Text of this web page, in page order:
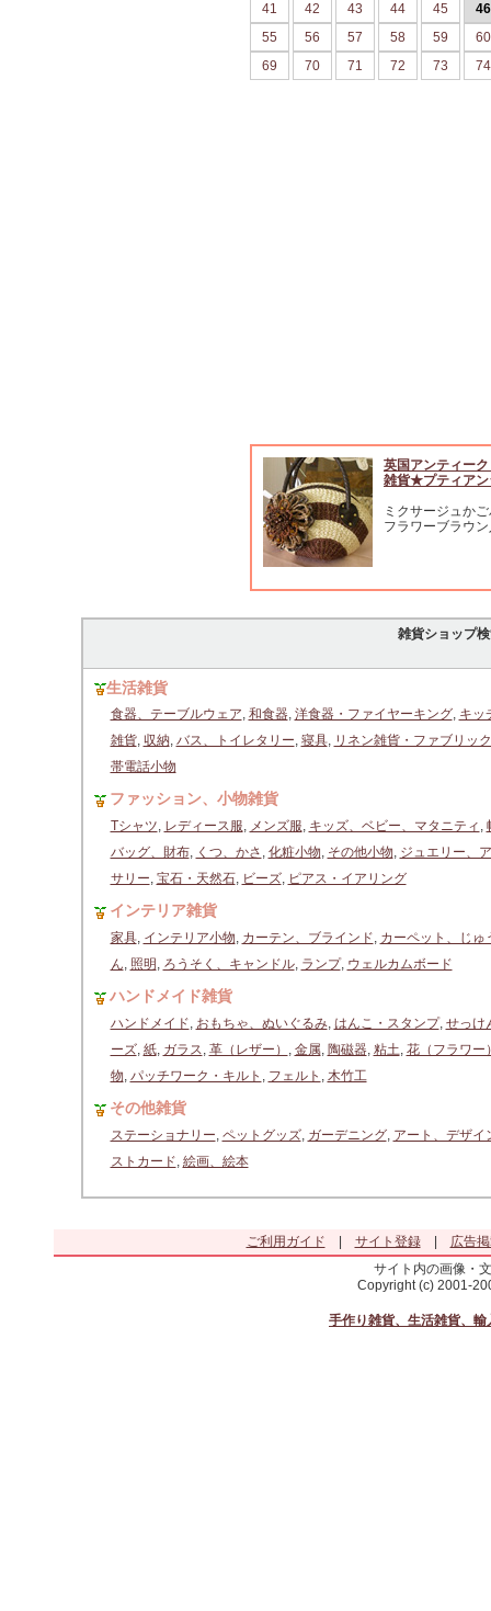
41 42 43 44 45
46
55
56 57 58 59
60
69
70 71 72 73 74
英国アンティー
雑貨★プティアン
ミクサージュか
フラワーブラウ
雑貨ショップ
生活雑貨
食器、テーブルウェア, 和食器, 洋食器・ファイヤーキング, キッ
雑貨, 収納, バス、トイレタリー, 寝具, リネン雑貨・ファブリック
帯電話小物
ファッション、小物雑貨
Tシャツ, レディース服, メンズ服, キッズ、ベビー、マタニティ ,
バッグ、財布, くつ、かさ , 化粧小物, その他小物, ジュエリー、
サリー, 宝石・天然石, ビーズ, ピアス・イアリング
インテリア雑貨
家具, インテリア小物, カーテン、ブラインド, カーペット、じゅ
ん, 照明 , ろうそく、キャンドル, ランプ, ウェルカムボード
ハンドメイド雑貨
ハンドメイド, おもちゃ、ぬいぐるみ, はんこ・スタンプ, せっけ
ーズ, 紙, ガラス, 革（レザー） , 金属, 陶磁器, 粘土, 花（フラワー
物, パッチワーク・キルト , フェルト , 木竹工
その他雑貨
ステーショナリー, ペットグッズ, ガーデニング, アート、デザイ
ストカード, 絵画、絵本
ご利用ガイド サイト登録|
広告
サイト内の画像・
Copyright (c) 2001-
手作り雑貨、生活雑貨、